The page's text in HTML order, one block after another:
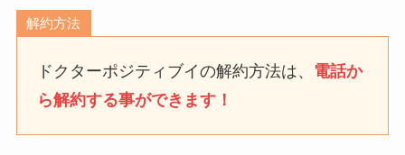
タイミングを詳しく解
説！
ユンス美容液の解約まと
解約方法
ドクターポジティブイの解約方法は、 電話か
ら解約する事ができます！